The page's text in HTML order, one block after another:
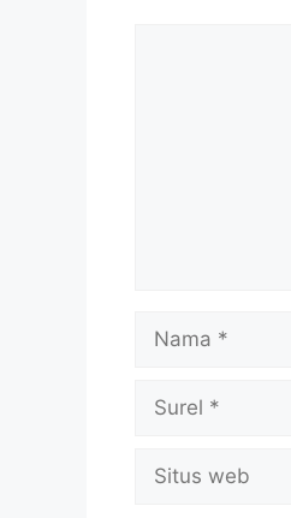
Nama
Surel
Situs
web